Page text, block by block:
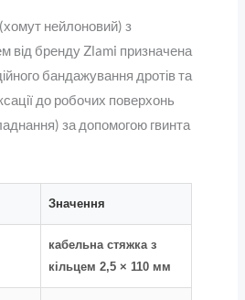
нейлоновий) з
від бренду Zlami призначена
бандажування дротів та
до робочих поверхонь
за допомогою гвинта
Значення
кабельна стяжка з
кільцем 2,5 × 110 мм